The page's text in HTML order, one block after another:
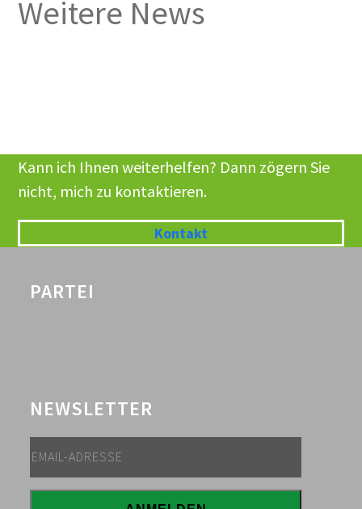
Weitere News
Kann ich Ihnen weiterhelfen? Dann zögern Sie
nicht, mich zu kontaktieren.
Kontakt
PARTEI
NEWSLETTER